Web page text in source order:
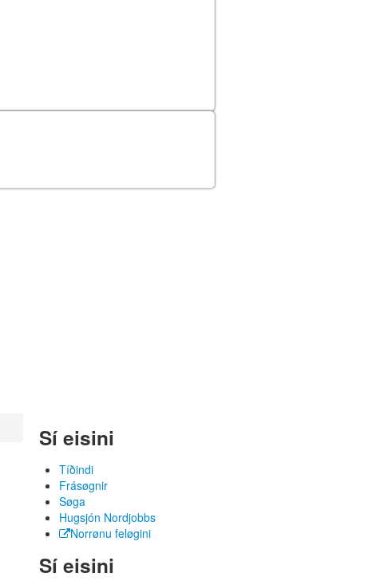
Sí eisini
Tíðindi
Frásøgnir
Søga
Hugsjón Nordjobbs
Norrønu feløgini
Sí eisini